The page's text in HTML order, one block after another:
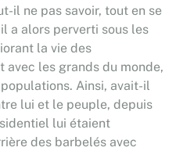
il ne pas savoir, tout en se
a alors perverti sous les
la vie des
avec les grands du monde,
Ainsi, avait-il
lui et le peuple, depuis
lui étaient
des barbelés avec